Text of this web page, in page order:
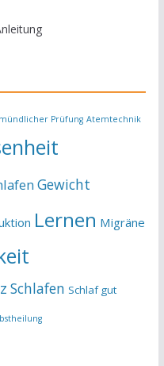
Prüfung Atemtechnik
Gewicht
Lernen Migräne
Schlafen Schlaf gut